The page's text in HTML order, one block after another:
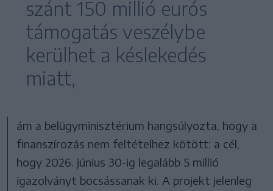
szánt 150 millió eurós
támogatás veszélybe
kerülhet a késlekedés
miatt,
ám a belügyminisztérium hangsúlyozta, hogy a
finanszírozás nem feltételhez kötött: a cél,
hogy 2026. június 30-ig legalább 5 millió
igazolványt bocsássanak ki. A projekt jelenleg